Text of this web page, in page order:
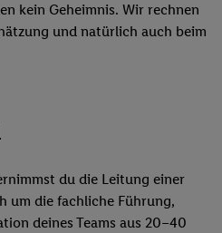
kein Geheimnis. Wir rechnen
und natürlich auch beim
du die Leitung einer
um die fachliche Führung,
deines Teams aus 20–40